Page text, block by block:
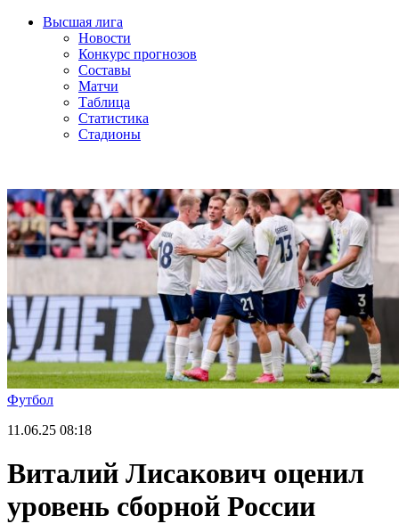
Высшая лига
Новости
Конкурс прогнозов
Составы
Матчи
Таблица
Статистика
Стадионы
Футбол
11.06.25 08:18
Виталий Лисакович оценил
уровень сборной России